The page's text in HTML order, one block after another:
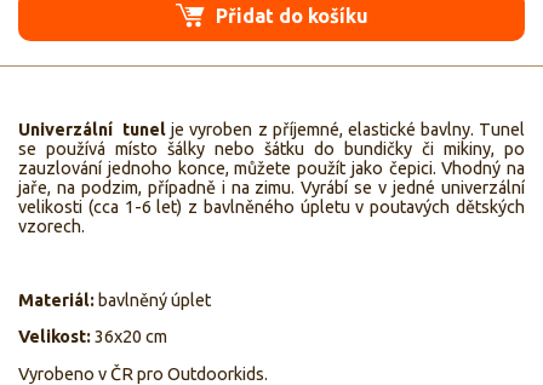
Přidat do košíku
Univerzální tunelje vyroben z příjemné, elastické bavlny. Tunel
se používá místo šálky nebo šátku do bundičky či mikiny, po
zauzlování jednoho konce, můžete použít jako čepici. Vhodný na
jaře, na podzim, případně i na zimu. Vyrábí se v jedné univerzální
velikosti (cca 1-6 let) z bavlněného úpletu v poutavých dětských
vzorech.
Materiál: bavlněný úplet
Velikost:36x20 cm
Vyrobeno v ČR pro Outdoorkids.